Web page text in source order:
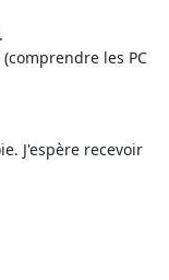
les PC
J'espère recevoir